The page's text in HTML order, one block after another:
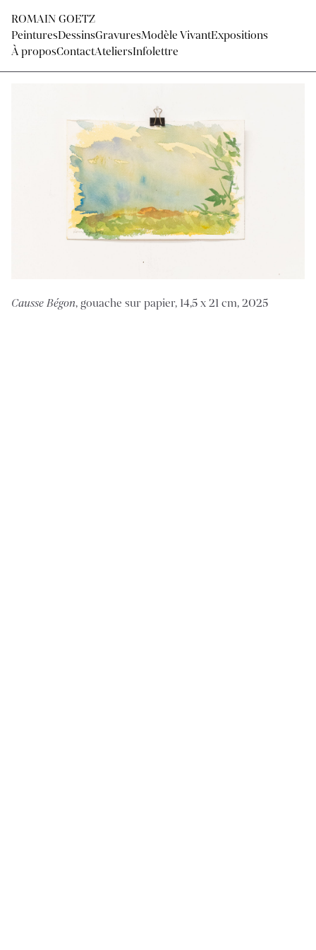
ROMAIN GOETZ
PeinturesDessinsGravuresModèle VivantExpositions
À proposContactAteliersInfolettre
Causse Bégon, gouache sur papier, 14,5 x 21 cm, 2025